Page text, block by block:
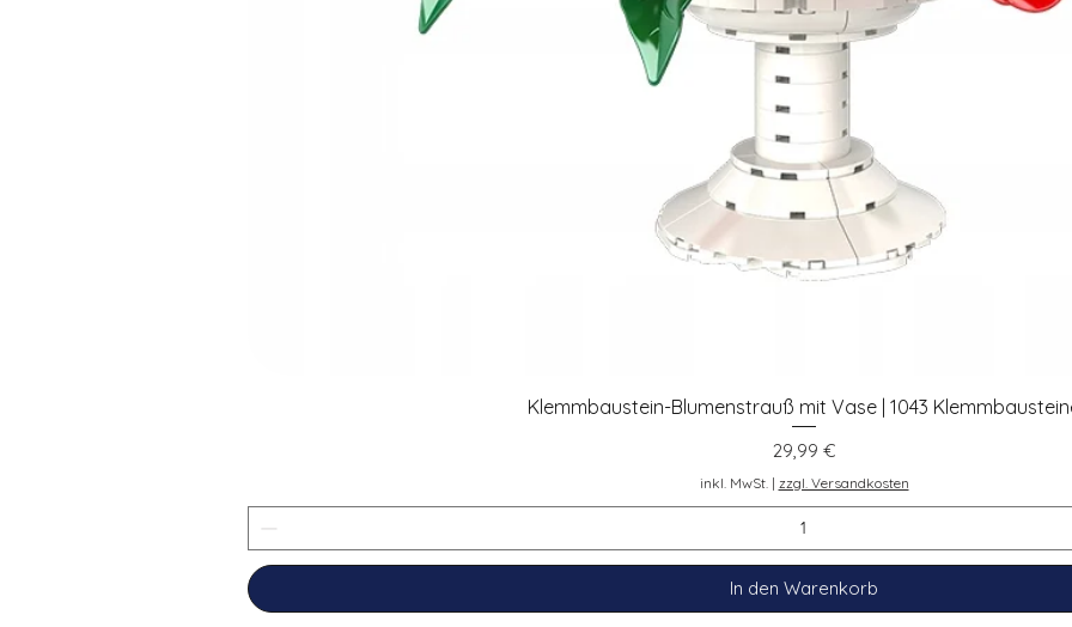
Schnellansicht
Klemmbaustein-Blumenstrauß mit Vase | 1043
Preis
29,99 €
inkl. MwSt. | zzgl. Versandkosten
In den Warenkorb